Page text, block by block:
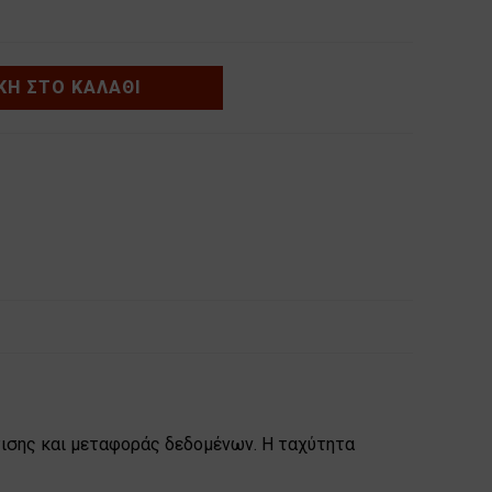
ΣΤΟ ΚΑΛΆΘΙ
και μεταφοράς δεδομένων. Η ταχύτητα